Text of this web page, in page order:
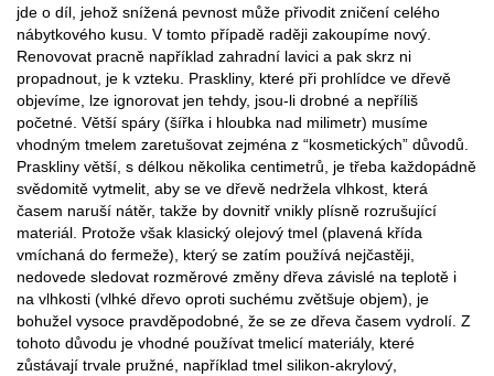
jde o díl, jehož snížená pevnost může přivodit zničení celého
nábytkového kusu. V tomto případě raději zakoupíme nový.
Renovovat pracně například zahradní lavici a pak skrz ni
propadnout, je k vzteku. Praskliny, které při prohlídce ve dřevě
objevíme, lze ignorovat jen tehdy, jsou-li drobné a nepříliš
početné. Větší spáry (šířka i hloubka nad milimetr) musíme
vhodným tmelem zaretušovat zejména z “kosmetických” důvodů.
Praskliny větší, s délkou několika centimetrů, je třeba každopádně
svědomitě vytmelit, aby se ve dřevě nedržela vlhkost, která
časem naruší nátěr, takže by dovnitř vnikly plísně rozrušující
materiál. Protože však klasický olejový tmel (plavená křída
vmíchaná do fermeže), který se zatím používá nejčastěji,
nedovede sledovat rozměrové změny dřeva závislé na teplotě i
na vlhkosti (vlhké dřevo oproti suchému zvětšuje objem), je
bohužel vysoce pravděpodobné, že se ze dřeva časem vydrolí. Z
tohoto důvodu je vhodné používat tmelicí materiály, které
zůstávají trvale pružné, například tmel silikon-akrylový,